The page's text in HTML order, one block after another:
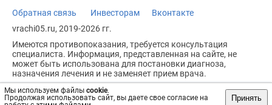
Мы используем файлы cookie.
Продолжая использовать сайт, вы даете свое согласие на
Принять
Обратная связь Инвесторам
Вконтакте
vrachi05.ru, 2019-2026 гг.
Имеются противопоказания, требуется консультация
специалиста. Информация, представленная на сайте, не
может быть использована для постановки диагноза,
назначения лечения и не заменяет прием врача.
Возрастное ограничение: 18+